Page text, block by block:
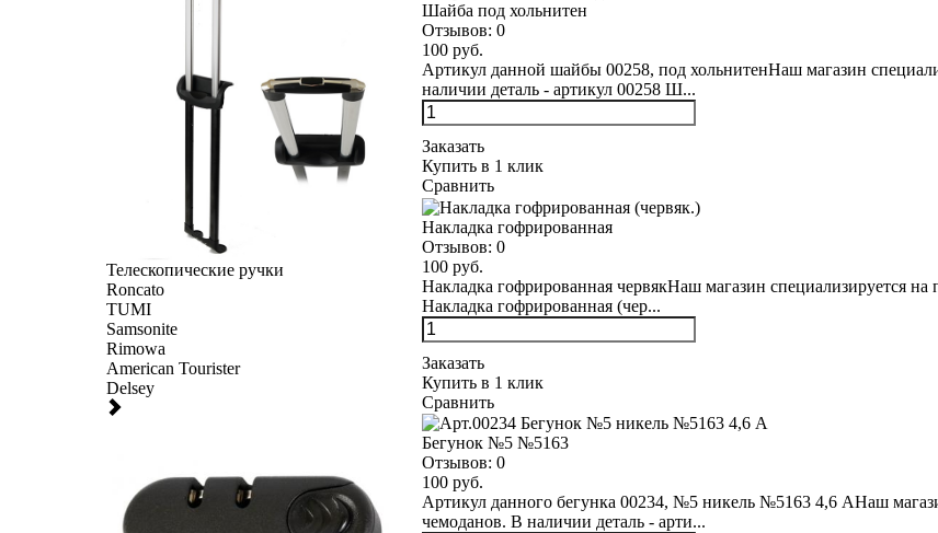
Телескопические ручки
Roncato
TUMI
Samsonite
Rimowa
American Tourister
Delsey
Шайба под хольнитен
Отзывов: 0
100 руб.
Артикул данной шайбы 00258, под хольнитенНаш магазин
наличии деталь - артикул 00258 Ш...
Заказать
Купить в 1 клик
Сравнить
Накладка гофрированная
Отзывов: 0
100 руб.
Накладка гофрированная червякНаш магазин специализируется
Накладка гофрированная (чер...
Заказать
Купить в 1 клик
Сравнить
Бегунок №5 №5163
Отзывов: 0
100 руб.
Артикул данного бегунка 00234, №5 никель №5163 4,6 АНаш
чемоданов. В наличии деталь - арти...